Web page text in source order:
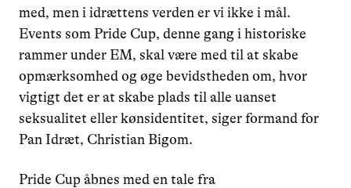
med, men i idrættens verden er vi ikke i mål.
Events som Pride Cup, denne gang i historiske
rammer under EM, skal være med til at skabe
opmærksomhed og øge bevidstheden om, hvor
vigtigt det er at skabe plads til alle uanset
seksualitet eller kønsidentitet, siger formand for
Pan Idræt, Christian Bigom.
Pride Cup åbnes med en tale fra